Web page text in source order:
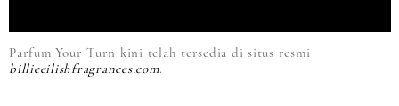
Parfum Your Turn kini telah tersedia di situs resmi
billieeilishfragrances.com.